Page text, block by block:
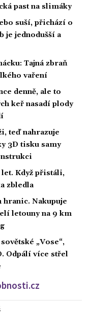
past na slimáky
suší, přichází o
je jednodušší a
Tajná zbraň
vaření
denně, ale to
keř nasadí plody
teď nahrazuje
3D tisku samy
Když přistáli,
zbledla
Nakupuje
letouny na 9 km
„Vose“,
Odpálí více střel